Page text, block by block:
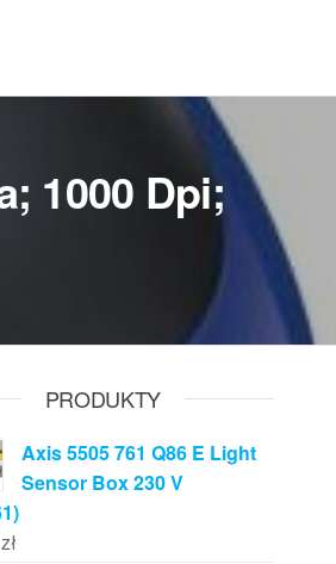
1000 Dpi;
PRODUKTY
Axis 5505 761 Q86 E Light
Sensor Box 230 V
zł